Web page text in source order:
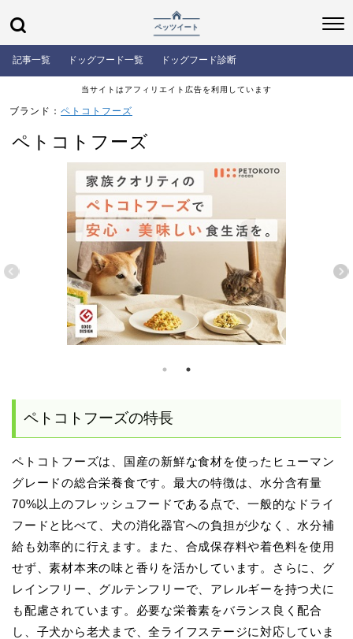
記事一覧 ドッグフード一覧 ドッグフード診断
当サイトはアフィリエイト広告を利用しています
ブランド： ペトコトフーズ
ペトコトフーズ
ペトコトフーズの特長
ペトコトフーズは、国産の新鮮な食材を使ったヒューマン
グレードの総合栄養食です。最大の特徴は、水分含有量
70%以上のフレッシュフードである点で、一般的なドライ
フードと比べて、犬の消化器官への負担が少なく、水分補
給も効率的に行えます。また、合成保存料や着色料を使用
せず、素材本来の味と香りを活かしています。さらに、グ
レインフリー、グルテンフリーで、アレルギーを持つ犬に
も配慮されています。必要な栄養素をバランス良く配合
し、子犬から老犬まで、全ライフステージに対応していま